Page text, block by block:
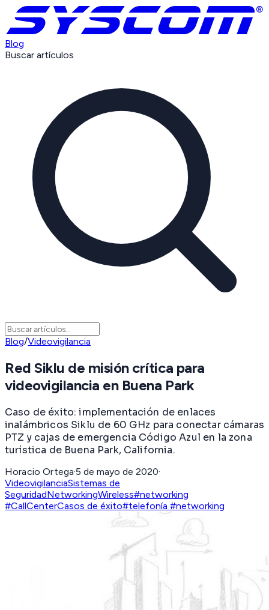
Blog
Buscar artículos
Blog/Videovigilancia
Red Siklu de misión crítica para
videovigilancia en Buena Park
Caso de éxito: implementación de enlaces
inalámbricos Siklu de 60 GHz para conectar cámaras
PTZ y cajas de emergencia Código Azul en la zona
turística de Buena Park, California.
Horacio Ortega·5 de mayo de 2020·
VideovigilanciaSistemas de
SeguridadNetworkingWireless#networking
#CallCenterCasos de éxito#telefonía #networking